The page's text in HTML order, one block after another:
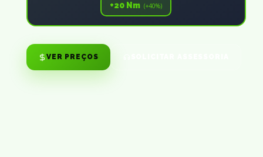
+20 Nm (+40%)
VER PREÇOS